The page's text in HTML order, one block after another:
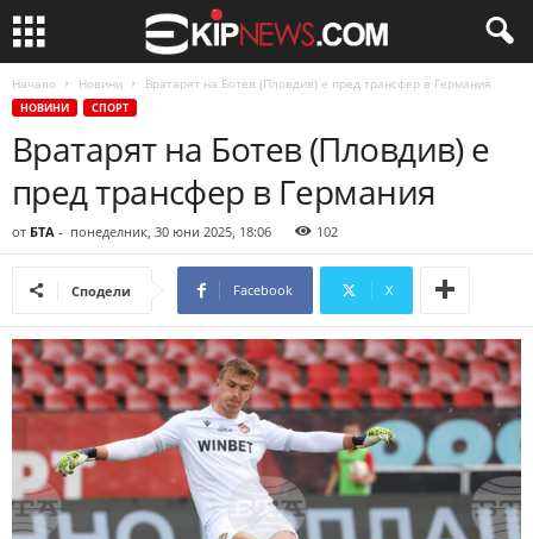
Начало Новини Вратарят на Ботев (Пловдив) е пред трансфер в Германия
НОВИНИ СПОРТ
Вратарят на Ботев (Пловдив) е
пред трансфер в Германия
от БТА - понеделник, 30 юни 2025, 18:06 102
Сподели Facebook X